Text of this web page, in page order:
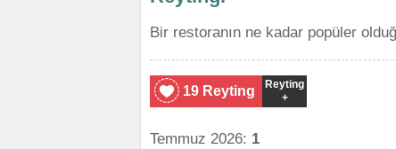
Bir restoranın ne kadar popüler
19 Reyting
Reyting
+
Temmuz 2026: 1